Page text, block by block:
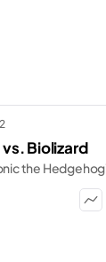
2
Biolizard
the